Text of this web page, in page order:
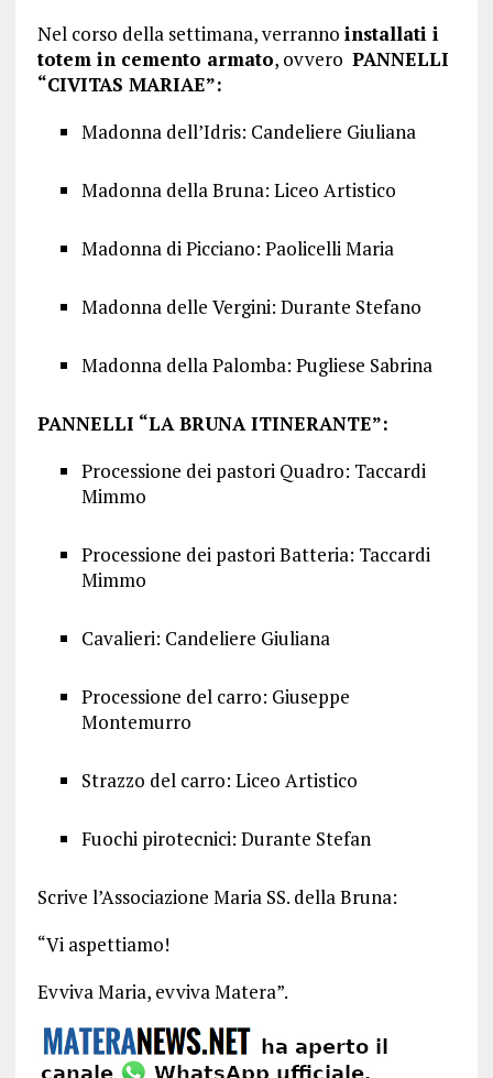
Nel corso della settimana, verranno installati i
totem in cemento armato, ovvero PANNELLI
“CIVITAS MARIAE”:
Madonna dell’Idris: Candeliere Giuliana
Madonna della Bruna: Liceo Artistico
Madonna di Picciano: Paolicelli Maria
Madonna delle Vergini: Durante Stefano
Madonna della Palomba: Pugliese Sabrina
PANNELLI “LA BRUNA ITINERANTE”:
Processione dei pastori Quadro: Taccardi
Mimmo
Processione dei pastori Batteria: Taccardi
Mimmo
Cavalieri: Candeliere Giuliana
Processione del carro: Giuseppe
Montemurro
Strazzo del carro: Liceo Artistico
Fuochi pirotecnici: Durante Stefan
Scrive l’Associazione Maria SS. della Bruna:
“Vi aspettiamo!
Evviva Maria, evviva Matera”.